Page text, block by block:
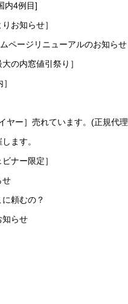
内4例目]
お知らせ］
ページリニューアルのお知らせ
の内窓値引祭り］
ヤー］売れています。(正規代
ます。
ナー限定］
せ
頼むの？
知らせ